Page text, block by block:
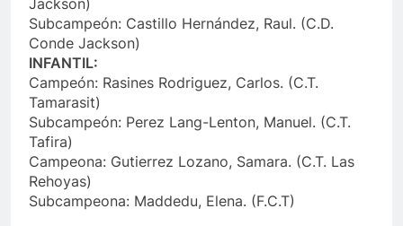
Jackson)
Subcampeón: Castillo Hernández, Raul. (C.D.
Conde Jackson)
INFANTIL:
Campeón: Rasines Rodriguez, Carlos. (C.T.
Tamarasit)
Subcampeón: Perez Lang-Lenton, Manuel. (C.T.
Tafira)
Campeona: Gutierrez Lozano, Samara. (C.T. Las
Rehoyas)
Subcampeona: Maddedu, Elena. (F.C.T)